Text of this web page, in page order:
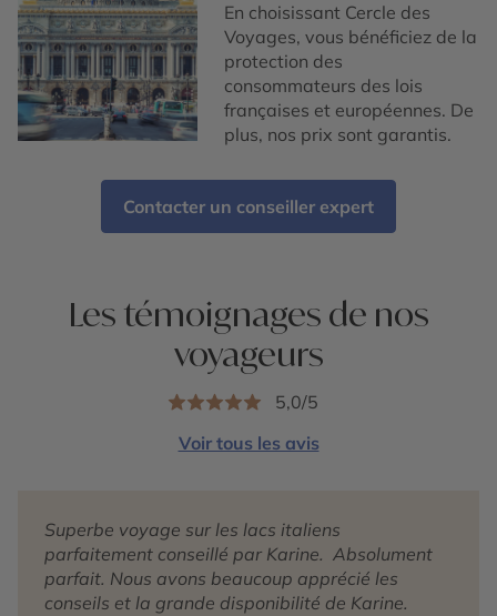
En choisissant Cercle des
Voyages, vous bénéficiez de la
protection des
consommateurs des lois
françaises et européennes. De
plus, nos prix sont garantis.
Contacter un conseiller expert
Les témoignages de nos
voyageurs
5,0/5
Voir tous les avis
Superbe voyage sur les lacs italiens
parfaitement conseillé par Karine. Absolument
parfait. Nous avons beaucoup apprécié les
conseils et la grande disponibilité de Karine.